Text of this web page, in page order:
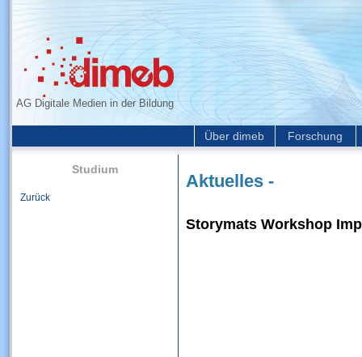
AG Digitale Medien in der Bildung
Über dimeb Forschung
Studium
Zurück
Aktuelles -
Storymats Workshop